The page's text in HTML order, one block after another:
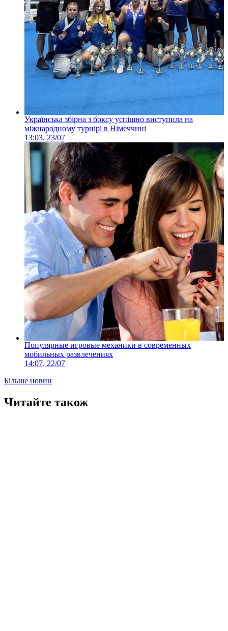
Українська збірна з боксу успішно виступила на
міжнародному турнірі в Німеччині
13:03, 23/07
Популярные игровые механики в современных
мобильных развлечениях
14:07, 22/07
Більше новин
Читайте також